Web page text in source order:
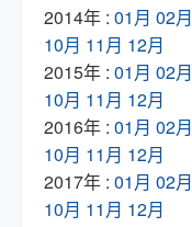
2014年 : 01月 02月
10月 11月 12月
2015年 : 01月 02月
10月 11月 12月
2016年 : 01月 02月
10月 11月 12月
2017年 : 01月 02月
10月 11月 12月